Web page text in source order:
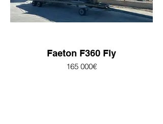
Faeton F360 Fly
165 000€